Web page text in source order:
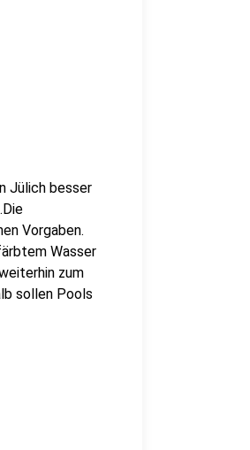
Jülich besser
Vorgaben.
Wasser
zum
sollen Pools